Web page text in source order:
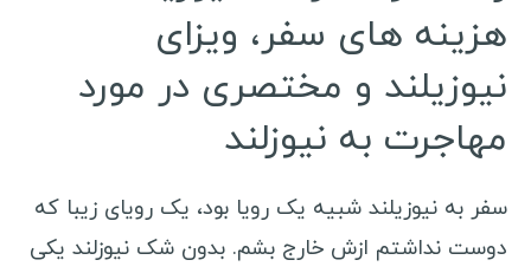
درباره من
مشاوره
نویسنده مهمان
ویزا شینگن هلند
ویزا شینگن فرانسه
هزینه های سفر، ویزای
نیوزیلند و مختصری در مورد
مهاجرت به نیوزلند
سفر به نیوزیلند شبیه یک رویا بود، یک رویای زیبا که
دوست نداشتم ازش خارج بشم. بدون شک نیوزلند یکی